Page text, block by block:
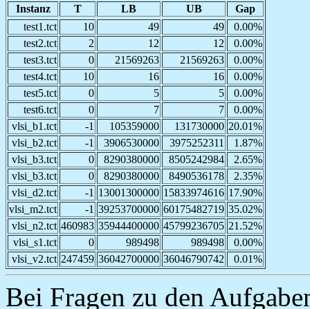
Instanz T LB UB
Gap
test1.tct
10 49 49
0.00%
test2.tct
2 12 12
0.00%
test3.tct
0 21569263 21569263
0.00%
test4.tct
10 16 16
0.00%
test5.tct
0 5 5
0.00%
test6.tct
0 7 7
0.00%
vlsi_b1.tct
-1 105359000 131730000 20.01%
vlsi_b2.tct
-1 3906530000 3975252311
1.87%
vlsi_b3.tct
0 8290380000 8505242984
2.65%
vlsi_b3.tct
0 8290380000 8490536178
2.35%
vlsi_d2.tct
-1 13001300000 15833974616 17.90%
vlsi_m2.tct
-1 39253700000 60175482719 35.02%
vlsi_n2.tct 460983 35944400000 45799236705 21.52%
vlsi_s1.tct
0 989498 989498
0.00%
vlsi_v2.tct 247459 36042700000 36046790742 0.01%
Bei Fragen zu den